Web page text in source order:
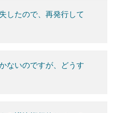
したので、再発行して
ないのですが、どうす